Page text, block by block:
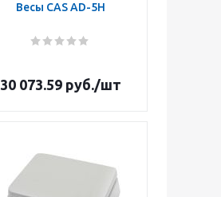
Весы CAS AD-5H
30 073.59руб./шт